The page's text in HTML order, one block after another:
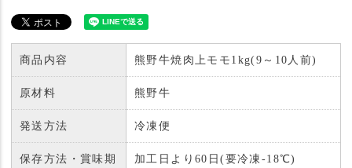
商品内容 熊野牛焼肉上モモ1kg(9～10人前)
原材料 熊野牛
発送方法 冷凍便
保存方法・賞味期
加工日より60日(要冷凍-18℃)